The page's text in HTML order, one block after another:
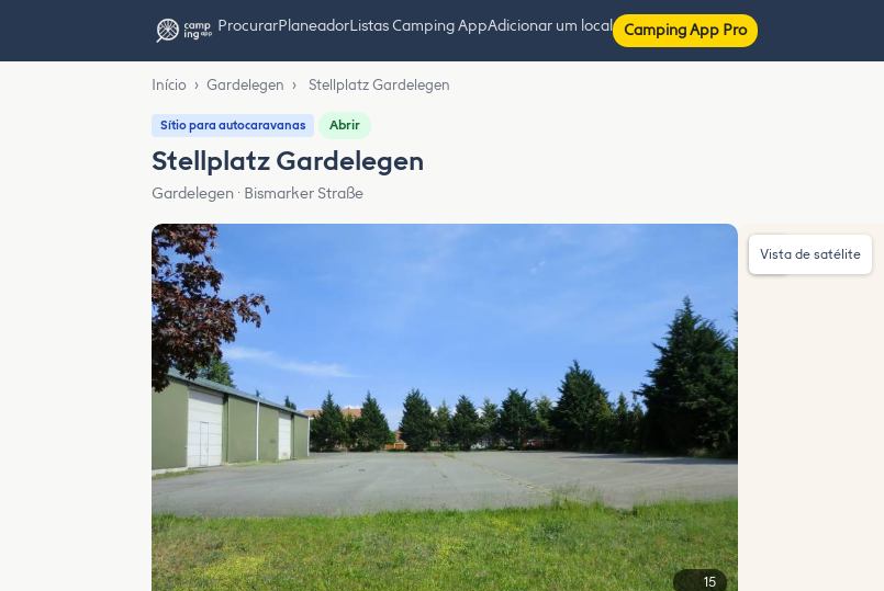
ProcurarPlaneadorListas Camping AppAdicionar um local Camping App Pro
Início › Gardelegen › Stellplatz Gardelegen
Sítio para autocaravanas Abrir
Stellplatz Gardelegen
Gardelegen · Bismarker Straße
15
Vista de satélite